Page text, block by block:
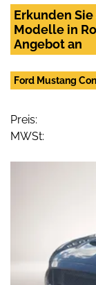
Erkunden
Modelle in
Angebot an
Ford Mustang
Preis:
MWSt: